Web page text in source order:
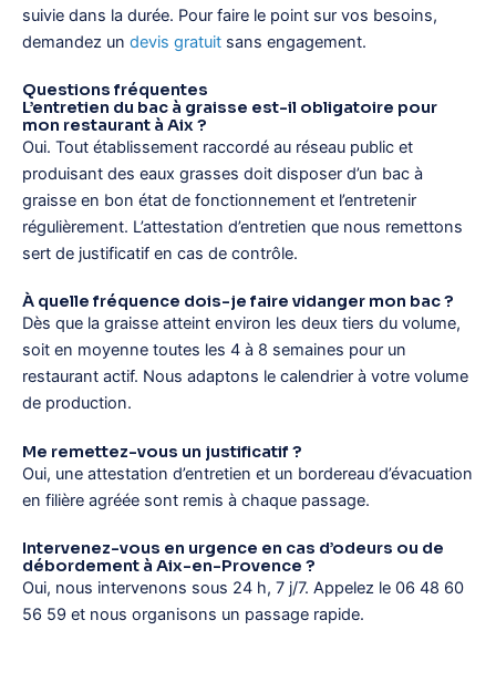
suivie dans la durée. Pour faire le point sur vos besoins,
demandez un devis gratuit sans engagement.
Questions fréquentes
L’entretien du bac à graisse est-il obligatoire pour
mon restaurant à Aix ?
Oui. Tout établissement raccordé au réseau public et
produisant des eaux grasses doit disposer d’un bac à
graisse en bon état de fonctionnement et l’entretenir
régulièrement. L’attestation d’entretien que nous remettons
sert de justificatif en cas de contrôle.
À quelle fréquence dois-je faire vidanger mon bac ?
Dès que la graisse atteint environ les deux tiers du volume,
soit en moyenne toutes les 4 à 8 semaines pour un
restaurant actif. Nous adaptons le calendrier à votre volume
de production.
Me remettez-vous un justificatif ?
Oui, une attestation d’entretien et un bordereau d’évacuation
en filière agréée sont remis à chaque passage.
Intervenez-vous en urgence en cas d’odeurs ou de
débordement à Aix-en-Provence ?
Oui, nous intervenons sous 24 h, 7 j/7. Appelez le 06 48 60
56 59 et nous organisons un passage rapide.